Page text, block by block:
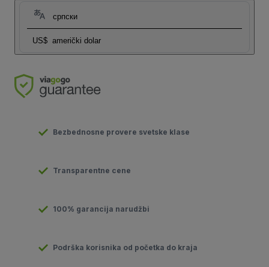
српски
US$ američki dolar
Bezbednosne provere svetske klase
Transparentne cene
100% garancija narudžbi
Podrška korisnika od početka do kraja